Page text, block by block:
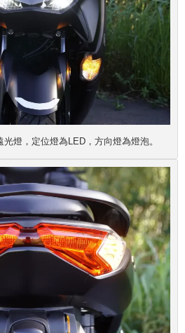
光燈，定位燈為LED，方向燈為燈泡。